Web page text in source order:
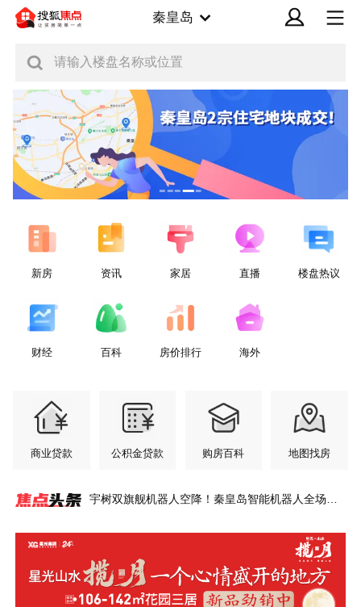
秦皇岛
请输入楼盘名称或位置
新房 资讯 家居 直播 楼盘热议
财经 百科 房价排行 海外
商业贷款 公积金贷款 购房百科 地图找房
社区火了！
秦皇岛桑拿天来袭，在城芯邂逅26℃的清凉~
约入驻
广！